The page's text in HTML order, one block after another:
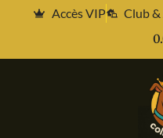
Accès VIP Club